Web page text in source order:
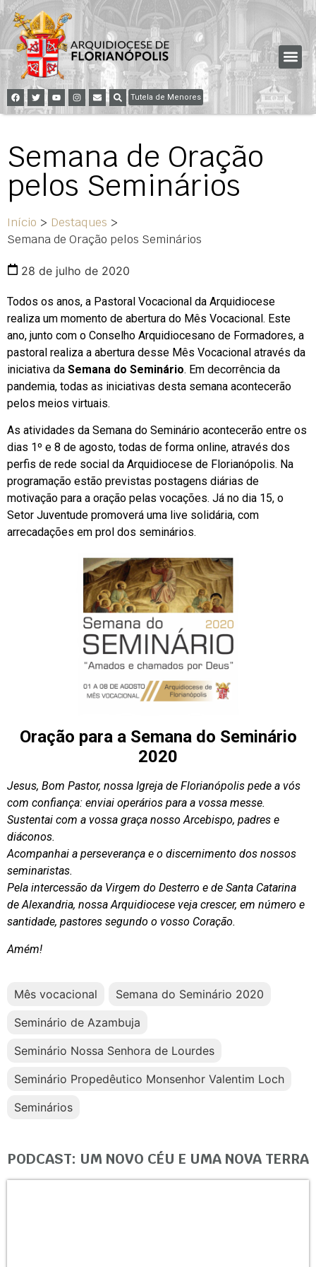
Tutela de Menores
Semana de Oração
pelos Seminários
Início > Destaques >
Semana de Oração pelos Seminários
28 de julho de 2020
Todos os anos, a Pastoral Vocacional da Arquidiocese
realiza um momento de abertura do Mês Vocacional. Este
ano, junto com o Conselho Arquidiocesano de Formadores, a
pastoral realiza a abertura desse Mês Vocacional através da
iniciativa da Semana do Seminário. Em decorrência da
pandemia, todas as iniciativas desta semana acontecerão
pelos meios virtuais.
As atividades da Semana do Seminário acontecerão entre os
dias 1º e 8 de agosto, todas de forma online, através dos
perfis de rede social da Arquidiocese de Florianópolis. Na
programação estão previstas postagens diárias de
motivação para a oração pelas vocações. Já no dia 15, o
Setor Juventude promoverá uma live solidária, com
arrecadações em prol dos seminários.
Oração para a Semana do Seminário
2020
Jesus, Bom Pastor, nossa Igreja de Florianópolis pede a vós
com confiança: enviai operários para a vossa messe.
Sustentai com a vossa graça nosso Arcebispo, padres e
diáconos.
Acompanhai a perseverança e o discernimento dos nossos
seminaristas.
Pela intercessão da Virgem do Desterro e de Santa Catarina
de Alexandria, nossa Arquidiocese veja crescer, em número e
santidade, pastores segundo o vosso Coração.
Amém!
Mês vocacional
Semana do Seminário 2020
Seminário de Azambuja
Seminário Nossa Senhora de Lourdes
Seminário Propedêutico Monsenhor Valentim Loch
Seminários
PODCAST: UM NOVO CÉU E UMA NOVA TERRA